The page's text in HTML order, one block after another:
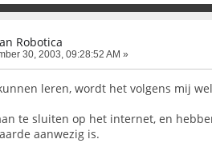
Robotica
30, 2003, 09:28:52 AM »
leren, wordt het volgens mij wel
te sluiten op het internet, en
aanwezig is.